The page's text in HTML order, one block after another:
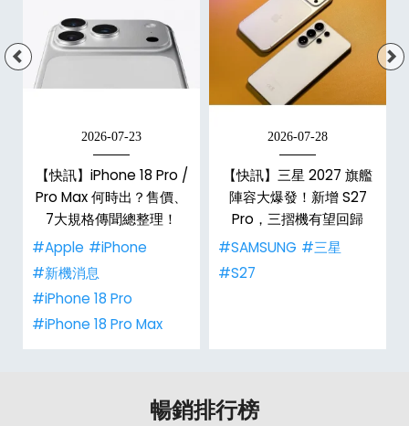
2026-07-23
【快訊】iPhone 18 Pro /
Pro Max 何時出？售價、
7大規格傳聞總整理！
#Apple #iPhone
#新機消息
#iPhone 18 Pro
#iPhone 18 Pro Max
2026-07-28
【快訊】三星 2027 旗艦
陣容大爆發！新增 S27
Pro，三摺機有望回歸
#SAMSUNG #三星
#S27
暢銷排行榜